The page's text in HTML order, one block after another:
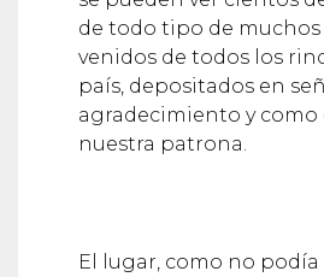
de todo tipo de muchos
venidos de todos los
país, depositados en
agradecimiento y como
nuestra patrona.
El lugar, como no podía